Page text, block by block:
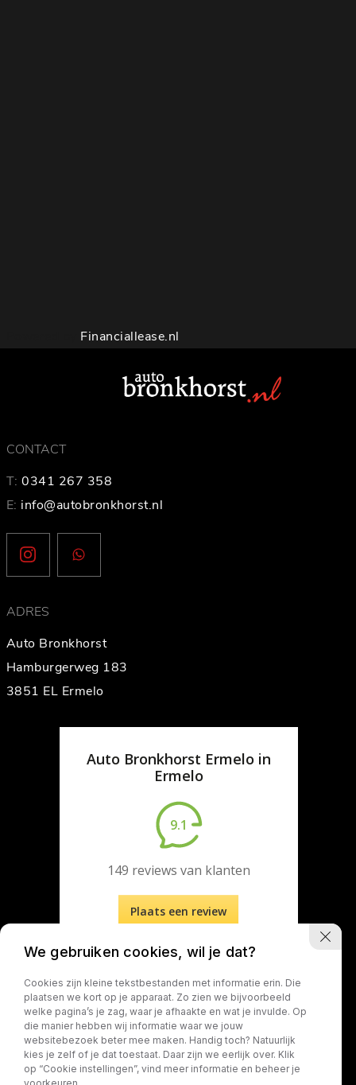
Financiallease.nl
CONTACT
T: 0341 267 358
E: info@autobronkhorst.nl
ADRES
Auto Bronkhorst
Hamburgerweg 183
3851 EL Ermelo
We gebruiken cookies, wil je dat?
Cookies zijn kleine tekstbestanden met informatie erin. Die
plaatsen we kort op je apparaat. Zo zien we bijvoorbeeld
welke pagina’s je zag, waar je afhaakte en wat je invulde. Op
die manier hebben wij informatie waar we jouw
websitebezoek beter mee maken. Handig toch? Natuurlijk
kies je zelf of je dat toestaat. Daar zijn we eerlijk over. Klik
op “Cookie instellingen”, vind meer informatie en beheer je